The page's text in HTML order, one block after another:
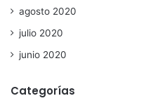
agosto 2020
julio 2020
junio 2020
Categorías